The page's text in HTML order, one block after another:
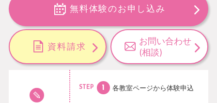
無料体験のお申し込み
資料請求
お問い合わせ
(相談)
STEP 各教室ページから体験申込